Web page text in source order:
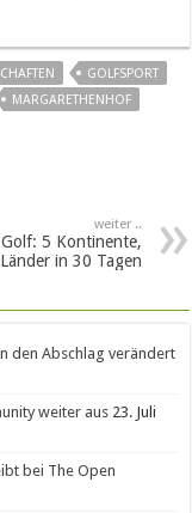
GOLFSPORT
MARGARETHENHOF
weiter ..
5 Kontinente,
in 30 Tagen
den Abschlag verändert
weiter aus 23. Juli
bei The Open